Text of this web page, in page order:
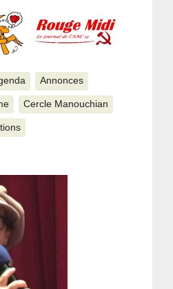
Annonces
Cercle Manouchian